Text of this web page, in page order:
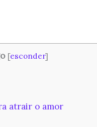
[esconder]
atrair o amor